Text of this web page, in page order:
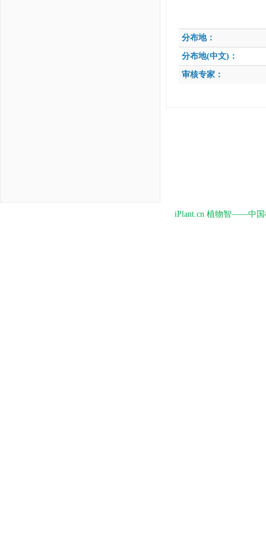
分布地：
分布地(中文)：
审核专家：
iPlant.cn 植物智——中国